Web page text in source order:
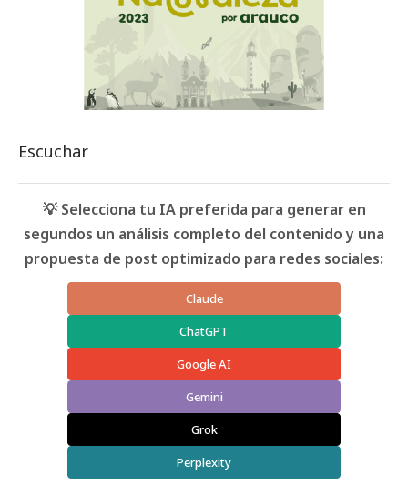
Escuchar
💡 Selecciona tu IA preferida para generar en
segundos un análisis completo del contenido y una
propuesta de post optimizado para redes sociales:
Claude
ChatGPT
Google AI
Gemini
Grok
Perplexity